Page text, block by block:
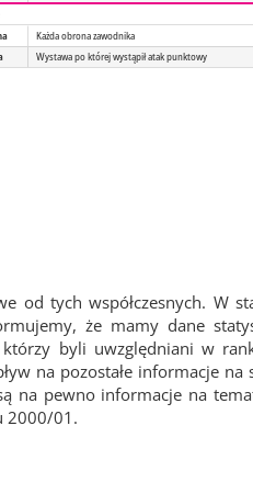
Każda obrona zawodnika
Wystawa po której wystąpił atak punktowy
od tych współczesnych. W
że mamy dane
byli uwzględniani w
na pozostałe informacje na
na pewno informacje na
2000/01.